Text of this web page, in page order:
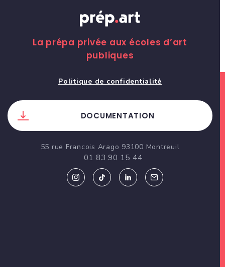
La prépa privée aux écoles d’art
publiques
Politique de confidentialité
DOCUMENTATION
55 rue Francois Arago 93100 Montreuil
01 83 90 15 44